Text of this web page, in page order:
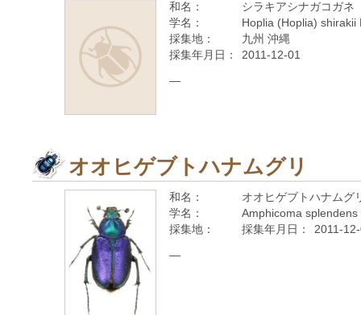
和名：
シラキアシナガコガネ
学名：
Hoplia (Hoplia) shirakii
採集地：
九州 沖縄
採集年月日：
2011-12-01
—
オオヒゲブトハナムグリ
和名：
オオヒゲブトハナムグ
学名：
Amphicoma
採集地：
採集年月日： 2011-
—